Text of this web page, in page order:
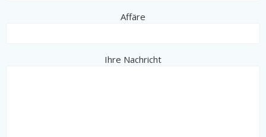
Affäre
Ihre Nachricht